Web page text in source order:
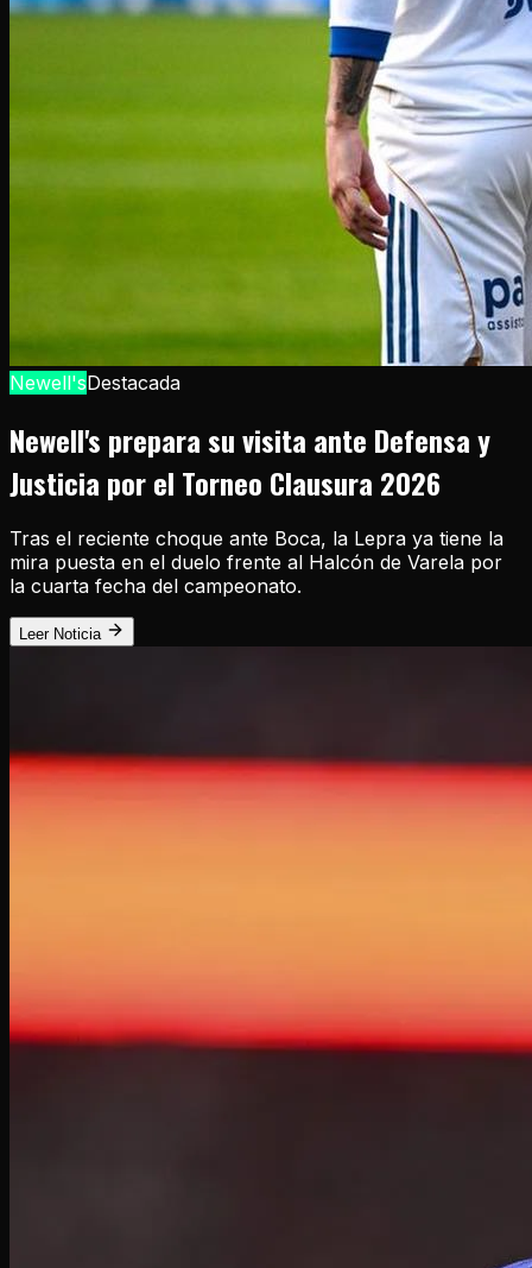
Newell'sDestacada
Newell's prepara su visita ante Defensa y
Justicia por el Torneo Clausura 2026
Tras el reciente choque ante Boca, la Lepra ya tiene la
mira puesta en el duelo frente al Halcón de Varela por
la cuarta fecha del campeonato.
Leer Noticia